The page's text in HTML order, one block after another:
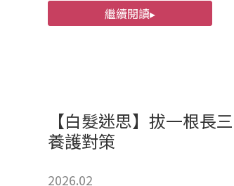
繼續閱讀▸
【白髮迷思】拔一根長
養護對策
2026.02